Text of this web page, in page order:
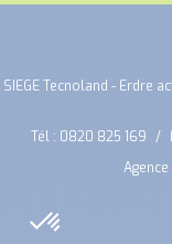
SIEGE Tecnoland - Erdre
Tél : 0820 825 169